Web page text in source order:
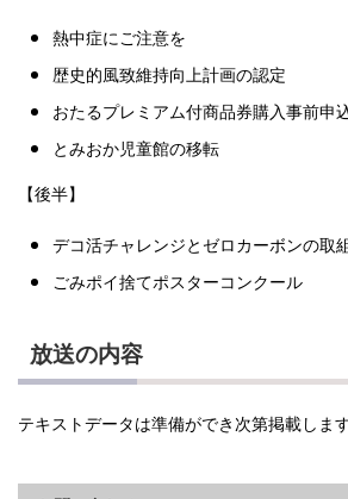
熱中症にご注意を
歴史的風致維持向上計画の認定
おたるプレミアム付商品券購入事前申
とみおか児童館の移転
【後半】
デコ活チャレンジとゼロカーボンの取
ごみポイ捨てポスターコンクール
放送の内容
テキストデータは準備ができ次第掲載します